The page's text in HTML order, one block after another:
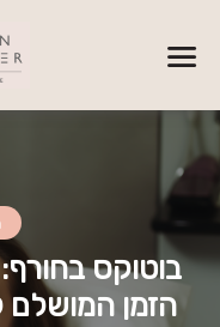
בוטוקס
הזמן המושלם